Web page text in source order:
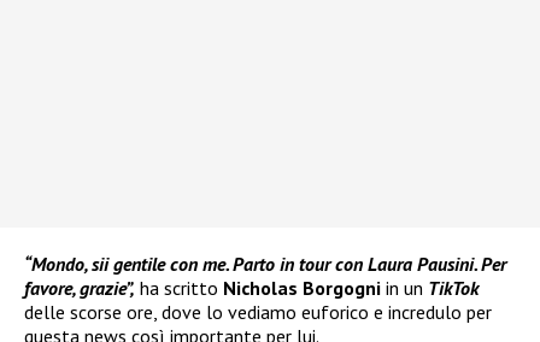
“Mondo, sii gentile con me. Parto in tour con Laura Pausini. Per
favore, grazie”, ha scritto Nicholas Borgogni in un TikTok
delle scorse ore, dove lo vediamo euforico e incredulo per
questa news così importante per lui.